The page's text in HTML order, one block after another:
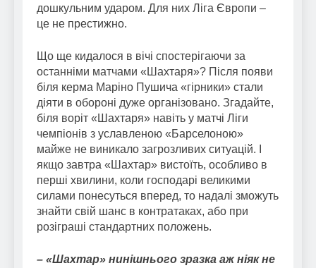
дошкульним ударом. Для них Ліга Європи –
це не престижно.
Що ще кидалося в вічі спостерігаючи за
останніми матчами «Шахтаря»? Після появи
біля керма Маріно Пушича «гірники» стали
діяти в обороні дуже організовано. Згадайте,
біля воріт «Шахтаря» навіть у матчі Ліги
чемпіонів з уславленою «Барселоною»
майже не виникало загрозливих ситуацій. І
якщо завтра «Шахтар» вистоїть, особливо в
перші хвилини, коли господарі великими
силами понесуться вперед, то надалі зможуть
знайти свій шанс в контратаках, або при
розіграші стандартних положень.
– «Шахтар» нинішнього зразка аж ніяк не